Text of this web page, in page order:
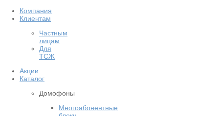
Компания
Клиентам
Частным
лицам
Для
ТСЖ
Акции
Каталог
Домофоны
Многоабонентные